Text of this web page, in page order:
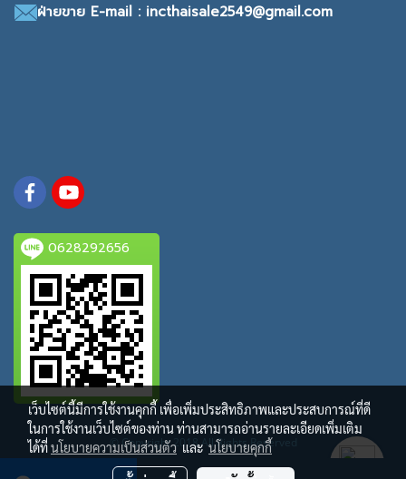
ฝ่ายขาย E-mail : incthaisale2549@gmail.com
0628292656
© Copyright 2018 All Rights Reserved
ผู้เข้าชมวันนี้
เว็บไซต์นี้มีการใช้งานคุกกี้ เพื่อเพิ่มประสิทธิภาพและประสบการณ์ที่ดี
ในการใช้งานเว็บไซต์ของท่าน ท่านสามารถอ่านรายละเอียดเพิ่มเติม
ได้ที่นโยบายความเป็นส่วนตัว และ นโยบายคุกกี้